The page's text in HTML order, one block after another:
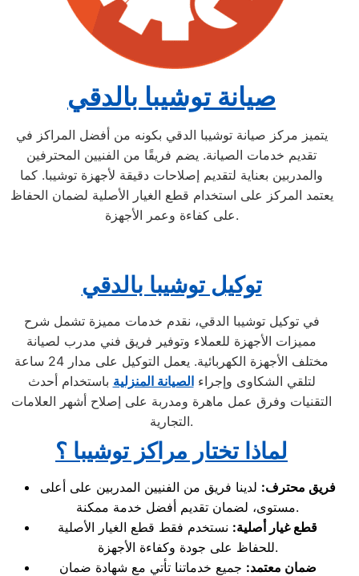
صيانة توشيبا بالدقي
يتميز مركز صيانة توشيبا الدقي بكونه من أفضل المراكز في
تقديم خدمات الصيانة. يضم فريقًا من الفنيين المحترفين
والمدربين بعناية لتقديم إصلاحات دقيقة لأجهزة توشيبا. كما
يعتمد المركز على استخدام قطع الغيار الأصلية لضمان الحفاظ
على كفاءة وعمر الأجهزة.
توكيل توشيبا بالدقي
في توكيل توشيبا الدقي، نقدم خدمات مميزة تشمل شرح
مميزات الأجهزة للعملاء وتوفير فريق فني مدرب لصيانة
مختلف الأجهزة الكهربائية. يعمل التوكيل على مدار 24 ساعة
لتلقي الشكاوى وإجراءالصيانة المنزلية باستخدام أحدث
التقنيات وفرق عمل ماهرة ومدربة على إصلاح أشهر العلامات
التجارية.
لماذا تختار مراكز توشيبا ؟
فريق محترف: لدينا فريق من الفنيين المدربين على أعلى
مستوى، لضمان تقديم أفضل خدمة ممكنة.
قطع غيار أصلية: نستخدم فقط قطع الغيار الأصلية
للحفاظ على جودة وكفاءة الأجهزة.
ضمان معتمد: جميع خدماتنا تأتي مع شهادة ضمان